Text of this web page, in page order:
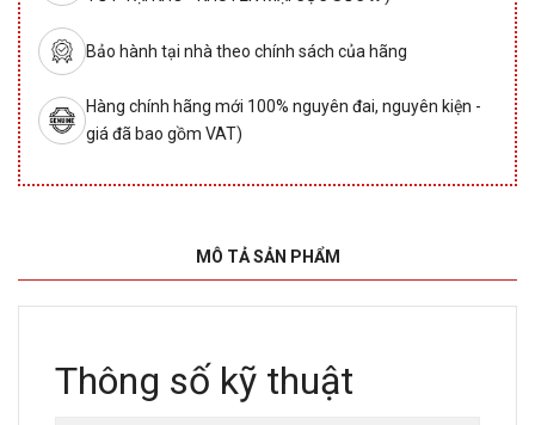
Bảo hành tại nhà theo chính sách của hãng
Hàng chính hãng mới 100% nguyên đai, nguyên kiện -
giá đã bao gồm VAT)
MÔ TẢ SẢN PHẨM
Thông số kỹ thuật